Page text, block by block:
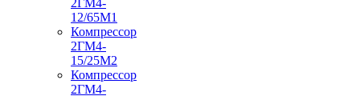
12/65М1
Компрессор
2ГМ4-
15/25М2
Компрессор
2ГМ4-